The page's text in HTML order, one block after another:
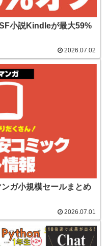
小説Kindleが最大59%
2026.07.02
ガ小規模セールまとめ
2026.07.01